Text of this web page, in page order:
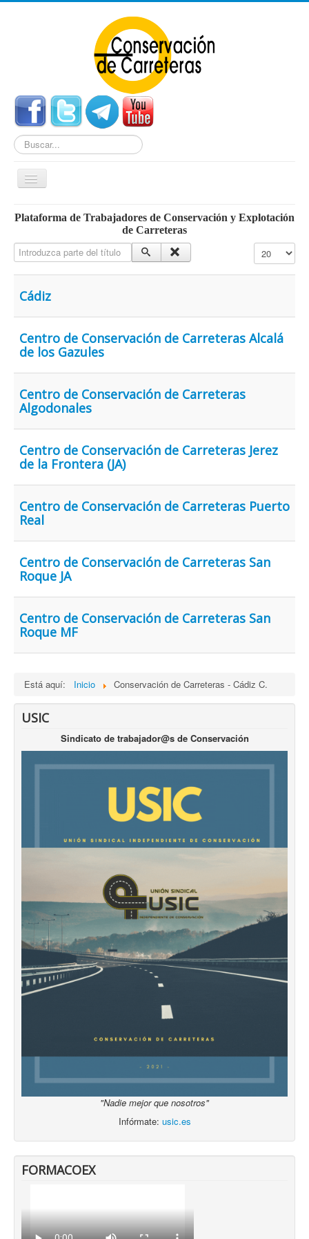
Buscar...
Cambiar
navegación
Home
Centros de Conservación
Archivo
Formularios
Contacto
Plataforma de Trabajadores de Conservación y Explotación
de Carreteras
Introduzca parte del título Cantidad a
Cádiz
Centro de Conservación de Carreteras Alcalá
de los Gazules
Centro de Conservación de Carreteras
Algodonales
Centro de Conservación de Carreteras Jerez
de la Frontera (JA)
Centro de Conservación de Carreteras Puerto
Real
Centro de Conservación de Carreteras San
Roque JA
Centro de Conservación de Carreteras San
Roque MF
Está aquí: Inicio Conservación de Carreteras - Cádiz C.
USIC
Sindicato de trabajador@s de Conservación
"Nadie mejor que nosotros"
Infórmate: usic.es
FORMACOEX